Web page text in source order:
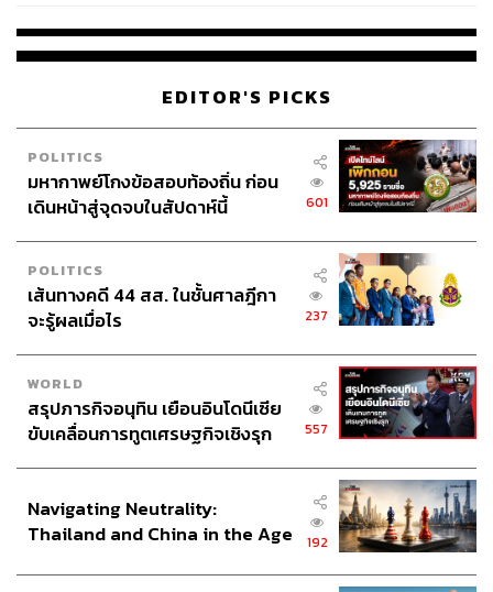
EDITOR'S PICKS
POLITICS
มหากาพย์โกงข้อสอบท้องถิ่น ก่อน
เดินหน้าสู่จุดจบในสัปดาห์นี้
601
POLITICS
เส้นทางคดี 44 สส. ในชั้นศาลฎีกา
จะรู้ผลเมื่อไร
237
WORLD
สรุปภารกิจอนุทิน เยือนอินโดนีเซีย
ขับเคลื่อนการทูตเศรษฐกิจเชิงรุก
557
Navigating Neutrality:
Thailand and China in the Age
192